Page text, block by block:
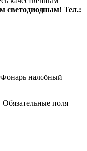
светодиодным! Тел.:
налобный
Обязательные поля